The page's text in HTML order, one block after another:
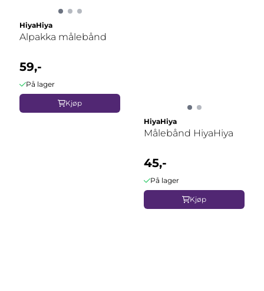
HiyaHiya
Alpakka målebånd
59,-
På lager
Kjøp
HiyaHiya
Målebånd HiyaHiya
45,-
På lager
Kjøp